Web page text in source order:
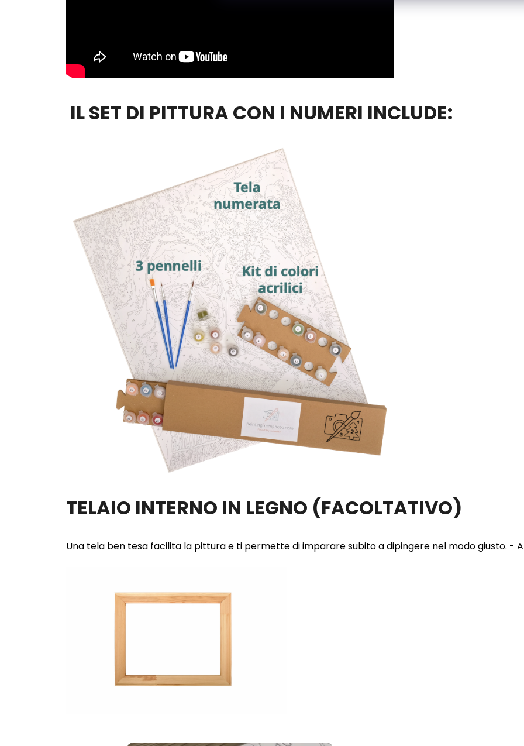
IL SET DI PITTURA CON I NUMERI INCLUDE:
TELAIO INTERNO IN LEGNO (FACOLTATIVO)
Una tela ben tesa facilita la pittura e ti permette di imparare subito a dipingere nel modo giusto.